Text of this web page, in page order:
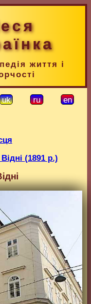
життя і
uk ru en
(1891 р.)